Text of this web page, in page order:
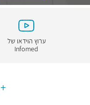
ערוץ הוידאו של
Infomed